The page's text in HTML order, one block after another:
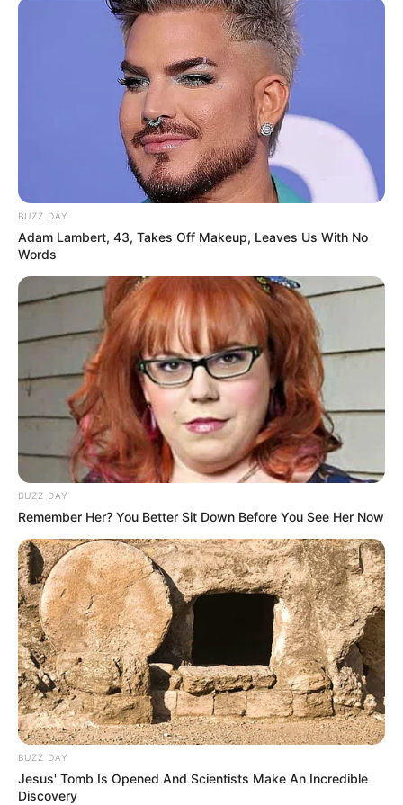
BUZZ DAY
Adam Lambert, 43, Takes Off Makeup, Leaves Us With No
Words
BUZZ DAY
Remember Her? You Better Sit Down Before You See Her Now
BUZZ DAY
Jesus' Tomb Is Opened And Scientists Make An Incredible
Discovery